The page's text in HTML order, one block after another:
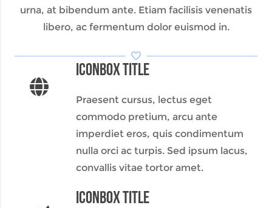
urna, at bibendum ante. Etiam facilisis venenatis
libero, ac fermentum dolor euismod in.
Iconbox Title
Praesent cursus, lectus eget
commodo pretium, arcu ante
imperdiet eros, quis condimentum
nulla orci ac turpis. Sed ipsum lacus,
convallis vitae tortor amet.
Iconbox Title